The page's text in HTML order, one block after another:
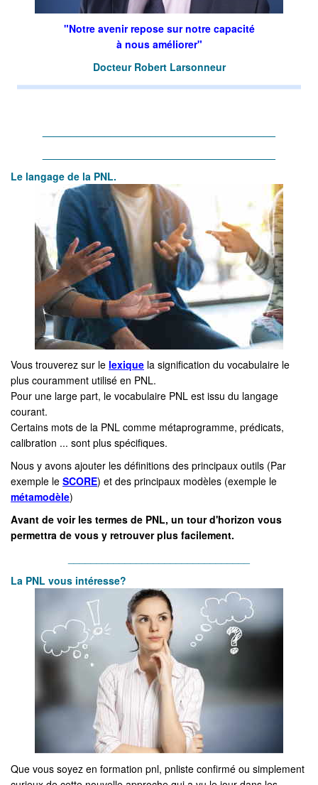
"Notre avenir repose sur notre capacité
à nous améliorer"
Docteur Robert Larsonneur
Le langage de la PNL.
Vous trouverez sur le lexique la signification du vocabulaire le
plus couramment utilisé en PNL.
Pour une large part, le vocabulaire PNL est issu du langage
courant.
Certains mots de la PNL comme métaprogramme, prédicats,
calibration ... sont plus spécifiques.
Nous y avons ajouter les définitions des principaux outils (Par
exemple le SCORE) et des principaux modèles (exemple le
métamodèle)
Avant de voir les termes de PNL, un tour d'horizon vous
permettra de vous y retrouver plus facilement.
La PNL vous intéresse?
Que vous soyez en formation pnl, pnliste confirmé ou simplement